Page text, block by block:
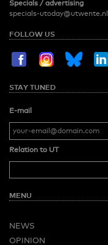
Specials / advertising
specials-utoday@utwente.nl
FOLLOW US
STAY TUNED
E-mail
Relation to UT
MENU
NEWS
OPINION